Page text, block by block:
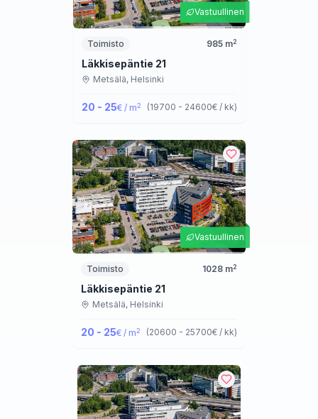
Vastuullinen
Toimisto 985m2
Läkkisepäntie 21
Metsälä, Helsinki
20 - 25€ / m2 (19700 - 24600€ / kk)
Vastuullinen
Toimisto 1028 m2
Läkkisepäntie 21
Metsälä, Helsinki
20 - 25€ / m2 (20600 - 25700€ / kk)